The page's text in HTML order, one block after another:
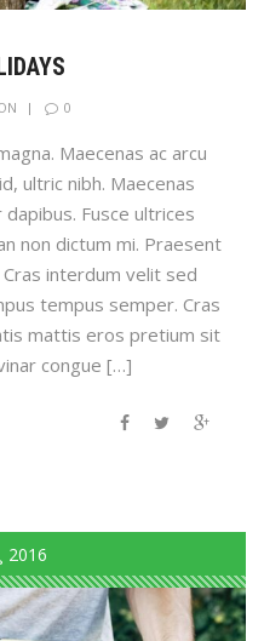
0
Maecenas ac arcu
ultric nibh. Maecenas
Fusce ultrices
non dictum mi. Praesent
interdum velit sed
tempus semper. Cras
mattis eros pretium sit
congue […]
2016